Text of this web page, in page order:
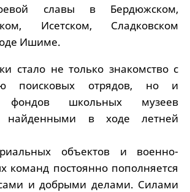
славы в Бердюжском,
Исетском, Сладковском
Ишиме.
стало не только знакомство с
поисковых отрядов, но и
фондов школьных музеев
найденными в ходе летней
объектов и военно-
команд постоянно пополняется
и добрыми делами. Силами